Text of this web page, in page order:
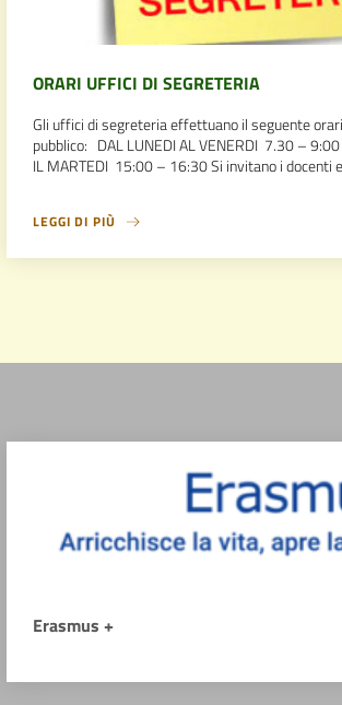
ORARI UFFICI DI SEGRETERIA
Gli uffici di segreteria effettuano il seguente
pubblico: DAL LUNEDI AL VENERDI 7.30 –
IL MARTEDI 15:00 – 16:30 Si invitano i
LEGGI DI PIÙ
Erasmus +